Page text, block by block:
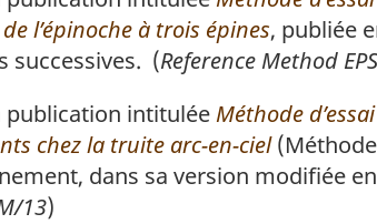
l’épinoche à trois épines, publiée
successives. (Reference Method
publication intituléeMéthode
chez la truite arc-en-ciel(Méthode
dans sa version modifiée
13)